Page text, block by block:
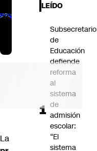
La
LEÍDO
Subsecretario
de
Educación
defiende
reforma
al
sistema
de
admisión
escolar:
“El
sistema